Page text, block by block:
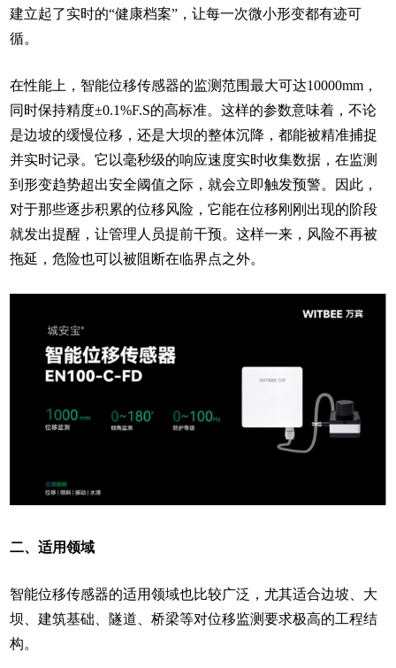
建立起了实时的“健康档案”，让每一次微小形变都有迹可
循。
在性能上，智能位移传感器的监测范围最大可达10000mm，
同时保持精度±0.1%F.S的高标准。这样的参数意味着，不论
是边坡的缓慢位移，还是大坝的整体沉降，都能被精准捕捉
并实时记录。它以毫秒级的响应速度实时收集数据，在监测
到形变趋势超出安全阈值之际，就会立即触发预警。因此，
对于那些逐步积累的位移风险，它能在位移刚刚出现的阶段
就发出提醒，让管理人员提前干预。这样一来，风险不再被
拖延，危险也可以被阻断在临界点之外。
二、适用领域
智能位移传感器的适用领域也比较广泛，尤其适合边坡、大
坝、建筑基础、隧道、桥梁等对位移监测要求极高的工程结
构。